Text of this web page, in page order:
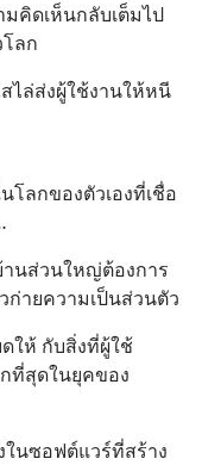
คิดเห็นกลับเต็มไป
ลก
ไล่ส่งผู้ใช้งานให้หนี
ลกของตัวเองที่เชื่อ
นส่วนใหญ่ต้องการ
ก่ายความเป็นส่วนตัว
ให้ กับสิ่งที่ผู้ใช้
ที่สุดในยุคของ
นซอฟต์แวร์ที่สร้าง